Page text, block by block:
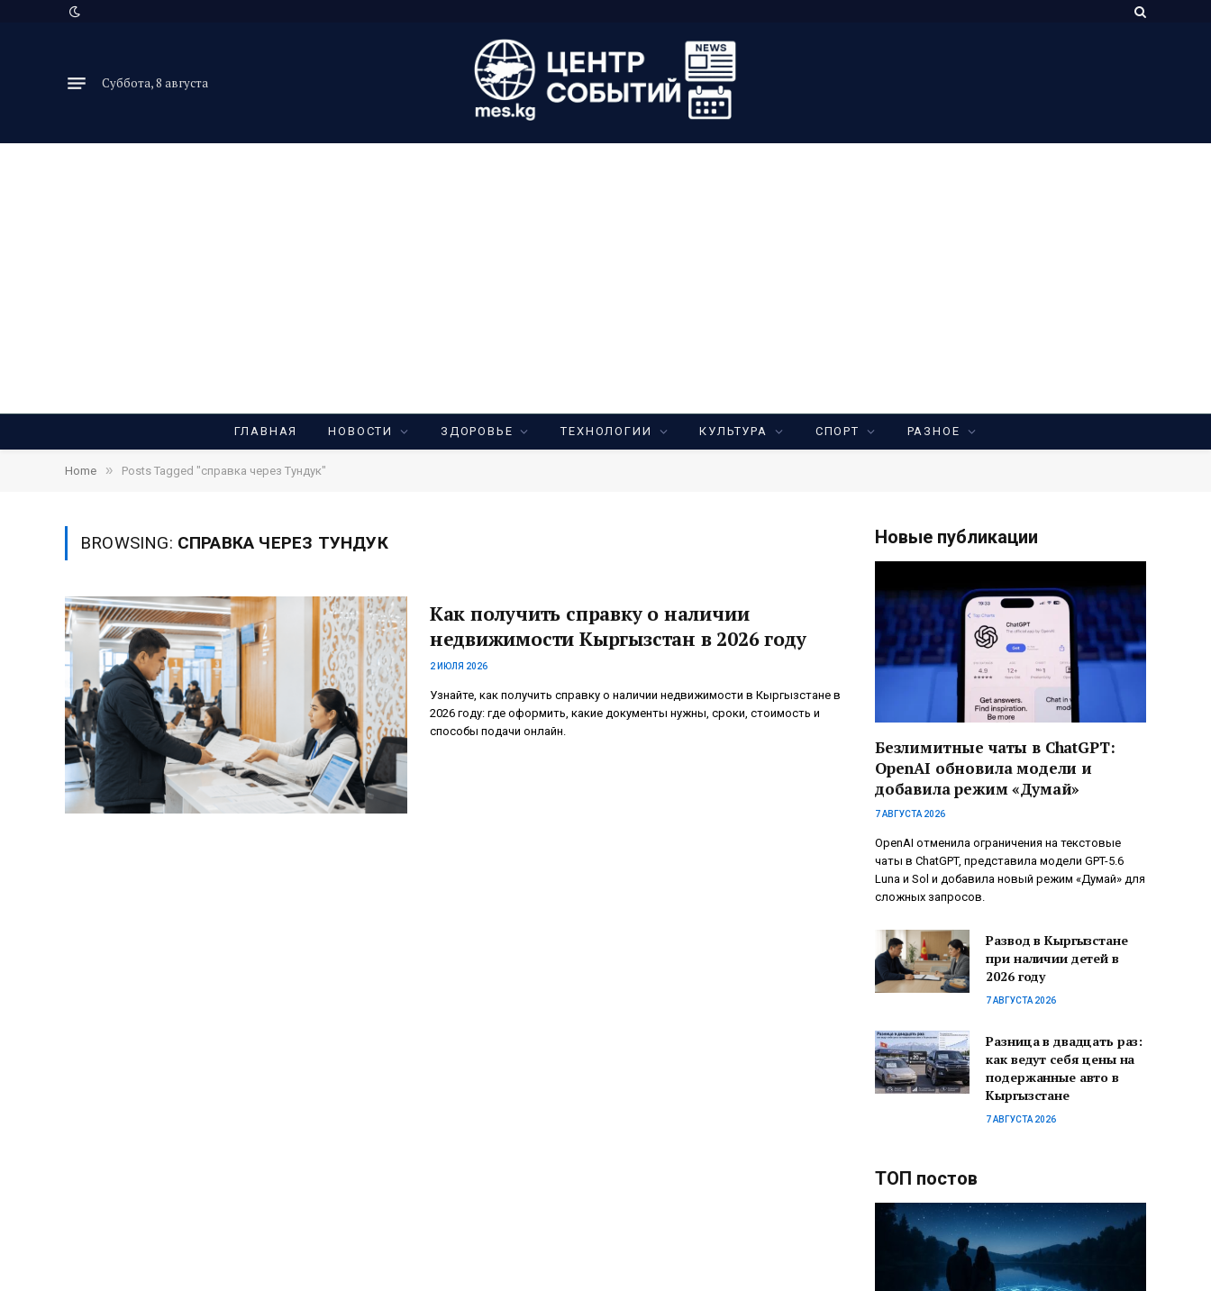
Суббота, 8 августа
ГЛАВНАЯ НОВОСТИ ЗДОРОВЬЕ ТЕХНОЛОГИИ КУЛЬТУРА СПОРТ РАЗНОЕ
Home » Posts Tagged "справка через Тундук"
BROWSING: СПРАВКА ЧЕРЕЗ ТУНДУК
Как получить справку о наличии
недвижимости Кыргызстан в 2026 году
2 ИЮЛЯ 2026
Узнайте, как получить справку о наличии недвижимости в Кыргызстане в
2026 году: где оформить, какие документы нужны, сроки, стоимость и
способы подачи онлайн.
Новые публикации
Безлимитные чаты в ChatGPT:
OpenAI обновила модели и
добавила режим «Думай»
7 АВГУСТА 2026
OpenAI отменила ограничения на текстовые
чаты в ChatGPT, представила модели GPT-5.6
Luna и Sol и добавила новый режим «Думай» для
сложных запросов.
Развод в Кыргызстане
при наличии детей в
2026 году
7 АВГУСТА 2026
Разница в двадцать раз:
как ведут себя цены на
подержанные авто в
Кыргызстане
7 АВГУСТА 2026
ТОП постов